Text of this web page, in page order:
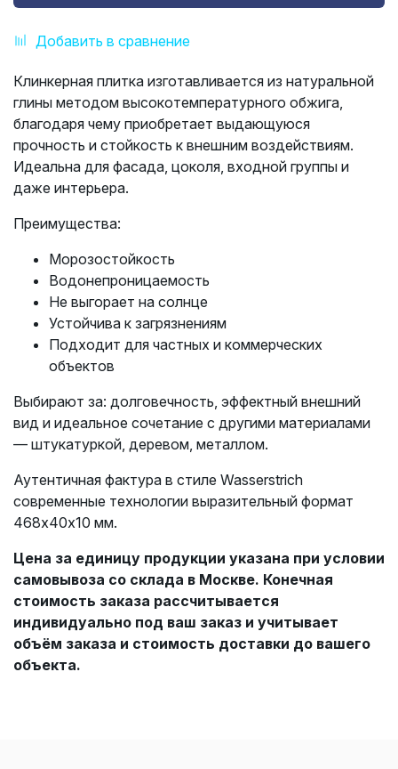
Добавить в сравнение
Клинкерная плитка изготавливается из натуральной
глины методом высокотемпературного обжига,
благодаря чему приобретает выдающуюся
прочность и стойкость к внешним воздействиям.
Идеальна для фасада, цоколя, входной группы и
даже интерьера.
Преимущества:
Морозостойкость
Водонепроницаемость
Не выгорает на солнце
Устойчива к загрязнениям
Подходит для частных и коммерческих
объектов
Выбирают за: долговечность, эффектный внешний
вид и идеальное сочетание с другими материалами
— штукатуркой, деревом, металлом.
Аутентичная фактура в стиле Wasserstrich
современные технологии выразительный формат
468х40х10 мм.
Цена за единицу продукции указана при условии
самовывоза со склада в Москве. Конечная
стоимость заказа рассчитывается
индивидуально под ваш заказ и учитывает
объём заказа и стоимость доставки до вашего
объекта.